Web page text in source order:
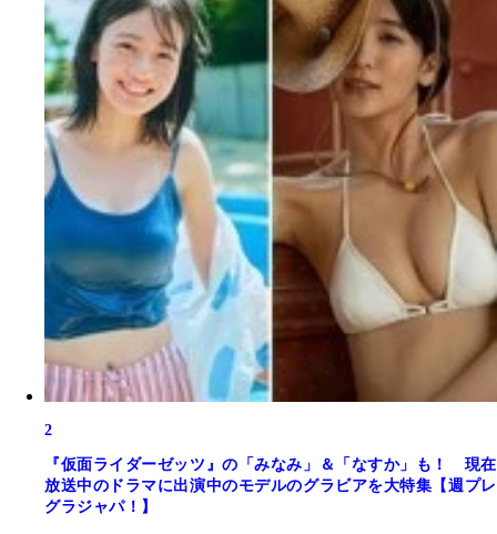
2
『仮面ライダーゼッツ』の「みなみ」＆「なすか」も！ 現在
放送中のドラマに出演中のモデルのグラビアを大特集【週プレ
グラジャパ！】